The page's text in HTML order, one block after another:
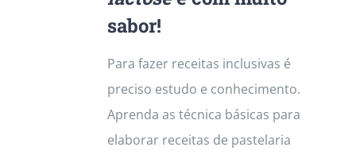
sabor!
Para fazer receitas inclusivas é
preciso estudo e conhecimento.
Aprenda as técnica básicas para
elaborar receitas de pastelaria